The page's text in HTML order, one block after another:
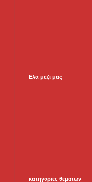
Ελα μαζι μας
κατηγοριες θεματων